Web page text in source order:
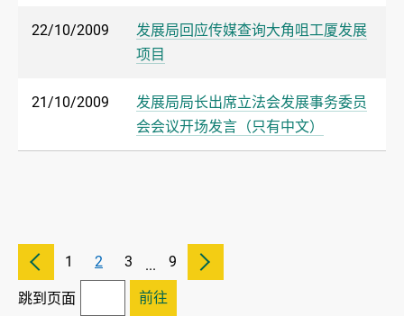
22/10/2009
发展局回应传媒查询大角咀工厦发展
项目
21/10/2009
发展局局长出席立法会发展事务委员
会会议开场发言（只有中文）
1 2 3 ... 9
跳到页面 前往